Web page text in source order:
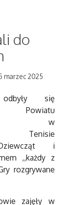
do
marzec 2025
odbyły się
Powiatu
w
Tenisie
i
,,każdy z
rozgrywane
zajęły w